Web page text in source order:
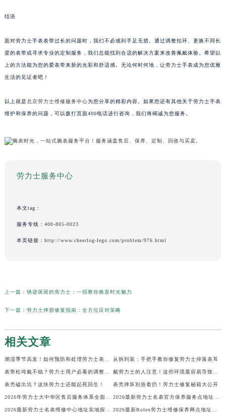
结语
面对劳力士手表表带过长的问题时，我们不必感到手足无措。通过调整扣环、更换不同长
度的表带或寻求专业的定制服务，我们总能找到合适的解决方案来改善佩戴体验。希望以
上的方法能为您的爱表带来新的光彩和舒适感。无论何时何地，让劳力士手表成为您优雅
生活的见证者吧！
以上就是北京劳力士维修服务中心为您分享的精彩内容。如果您还有其他关于劳力士手表
维护和保养的问题，可以拨打页面400电话进行咨询，我们将竭诚为您服务。
劳力士服务中心
本文tag：
服务专线： 400-805-0023
本页链接： http://www.cheerlog-lego.com/problem/976.html
上一篇： 锈迹斑斑的劳力士：一招教你焕发时光魅力
下一篇： 劳力士摔损修复指南：全方位应对策略
相关文章
从拆到装：手把手教你修复劳力士掉落表耳
表壳磕出坑？这块劳力士还能起死回生！ 表壳摔坏别急着扔！劳力士修复秘籍大公开